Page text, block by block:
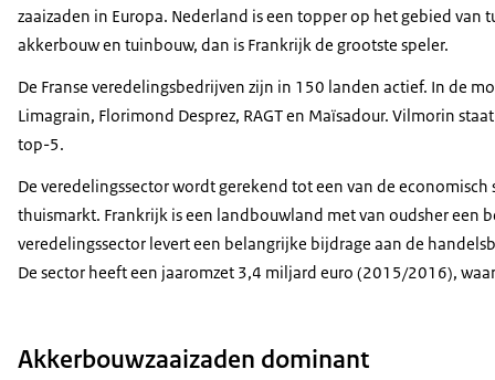
zaaizaden in Europa. Nederland is een topper op het gebied van
akkerbouw en tuinbouw, dan is Frankrijk de grootste speler.
De Franse veredelingsbedrijven zijn in 150 landen actief. In de
Limagrain, Florimond Desprez, RAGT en Maïsadour. Vilmorin
top-5.
De veredelingssector wordt gerekend tot een van de
thuismarkt. Frankrijk is een landbouwland met van oudsher een
veredelingssector levert een belangrijke bijdrage aan de
De sector heeft een jaaromzet 3,4 miljard euro (2015/2016),
Akkerbouwzaaizaden dominant